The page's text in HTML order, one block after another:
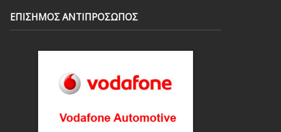
ΕΠΙΣΗΜΟΣ ΑΝΤΙΠΡΟΣΩΠΟΣ